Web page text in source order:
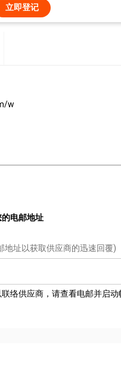
立即登记
w
电邮地址
地址以获取供应商的迅速回覆)
络供应商，请查看电邮并启动